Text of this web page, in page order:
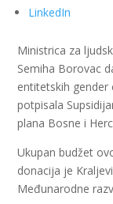
LinkedIn
Ministrica za
Semiha Borovac
entitetskih gender
potpisala
plana Bosne i
Ukupan budžet
donacija je
Međunarodne